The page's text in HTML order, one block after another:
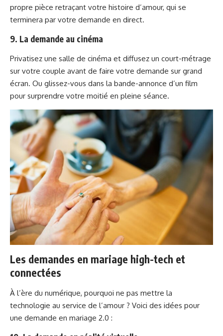
propre pièce retraçant votre histoire d’amour, qui se
terminera par votre demande en direct.
9. La demande au cinéma
Privatisez une salle de cinéma et diffusez un court-métrage
sur votre couple avant de faire votre demande sur grand
écran. Ou glissez-vous dans la bande-annonce d’un film
pour surprendre votre moitié en pleine séance.
Les demandes en mariage high-tech et
connectées
À l’ère du numérique, pourquoi ne pas mettre la
technologie au service de l’amour ? Voici des idées pour
une demande en mariage 2.0 :